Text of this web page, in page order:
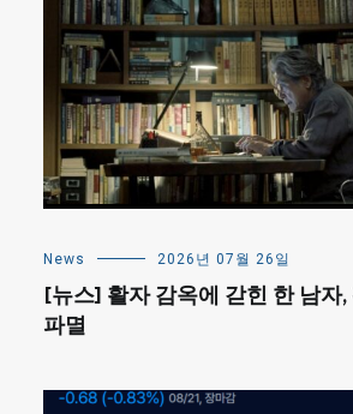
News 2026년 07월 26일
[뉴스] 활자 감옥에 갇힌 한 남자
파멸